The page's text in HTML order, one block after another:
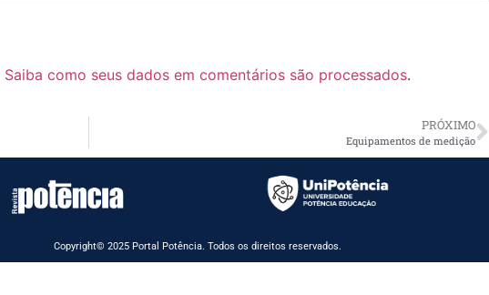
Saiba como seus dados em comentários são processados.
PRÓXIMO
Equipamentos de medição
Copyright© 2025 Portal Potência. Todos os direitos reservados.